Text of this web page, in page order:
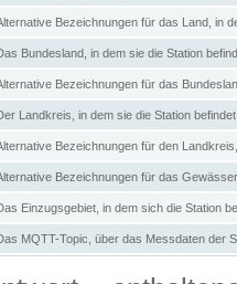
Bezeichnungen für das Land, in
Bundesland, in dem sie die Station
Bezeichnungen für das
Landkreis, in dem sie die Station befindet
Bezeichnungen für den
Bezeichnungen für das
Einzugsgebiet, in dem sich die Station
MQTT-Topic, über das Messdaten der